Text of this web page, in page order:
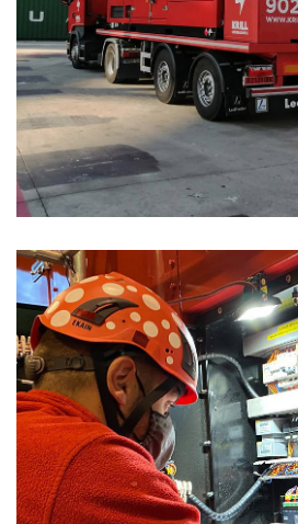
Servicios
Contenedores